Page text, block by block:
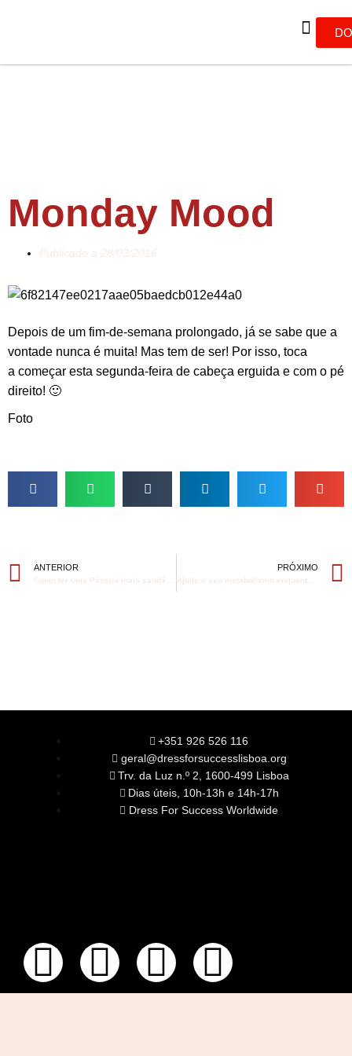
Monday Mood
Publicado a 28/03/2016
Depois de um fim-de-semana prolongado, já se sabe que a
vontade nunca é muita! Mas tem de ser! Por isso, toca
a começar esta segunda-feira de cabeça erguida e com o pé
direito! 🙂
Foto
ANTERIOR PRÓXIMO
Ajude o seu metabolismo enquanto dorme
+351 926 526 116
geral@dressforsuccesslisboa.org
Trv. da Luz n.º 2, 1600-499 Lisboa
Dias úteis, 10h-13h e 14h-17h
Dress For Success Worldwide